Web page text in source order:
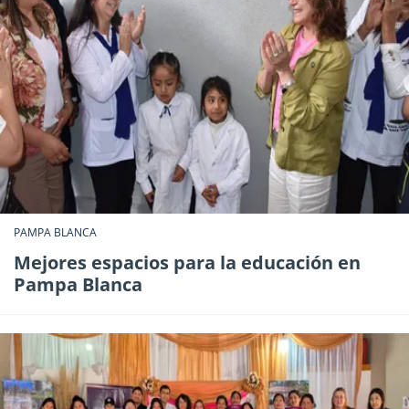
PAMPA BLANCA
Mejores espacios para la educación en
Pampa Blanca